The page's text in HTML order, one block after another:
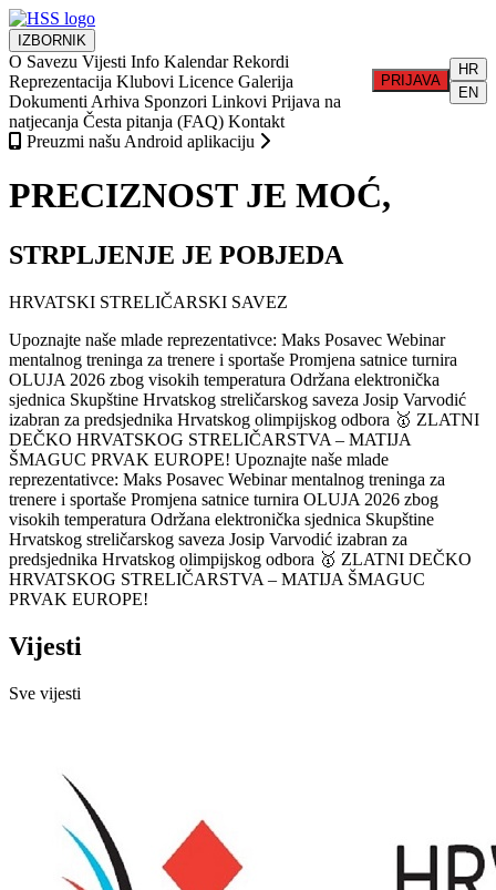
IZBORNIK
O Savezu Vijesti Info Kalendar Rekordi
Reprezentacija Klubovi Licence Galerija
Dokumenti Arhiva Sponzori Linkovi Prijava na
natjecanja Česta pitanja (FAQ) Kontakt
PRIJAVA
HR
EN
Preuzmi našu Android aplikaciju
PRECIZNOST JE MOĆ,
STRPLJENJE JE POBJEDA
HRVATSKI STRELIČARSKI SAVEZ
Upoznajte naše mlade reprezentativce: Maks Posavec Webinar
mentalnog treninga za trenere i sportaše Promjena satnice turnira
OLUJA 2026 zbog visokih temperatura Održana elektronička
sjednica Skupštine Hrvatskog streličarskog saveza Josip Varvodić
izabran za predsjednika Hrvatskog olimpijskog odbora 🥇 ZLATNI
DEČKO HRVATSKOG STRELIČARSTVA – MATIJA
ŠMAGUC PRVAK EUROPE! Upoznajte naše mlade
reprezentativce: Maks Posavec Webinar mentalnog treninga za
trenere i sportaše Promjena satnice turnira OLUJA 2026 zbog
visokih temperatura Održana elektronička sjednica Skupštine
Hrvatskog streličarskog saveza Josip Varvodić izabran za
predsjednika Hrvatskog olimpijskog odbora 🥇 ZLATNI DEČKO
HRVATSKOG STRELIČARSTVA – MATIJA ŠMAGUC
PRVAK EUROPE!
Vijesti
Sve vijesti